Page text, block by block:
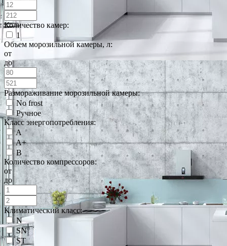
Количество камер:
1
Объем морозильной камеры, л:
от
до
Размораживание морозильной камеры:
No frost
Ручное
Класс энергопотребления:
A
A+
B
Количество компрессоров:
от
до
Климатический класс:
N
SN
ST